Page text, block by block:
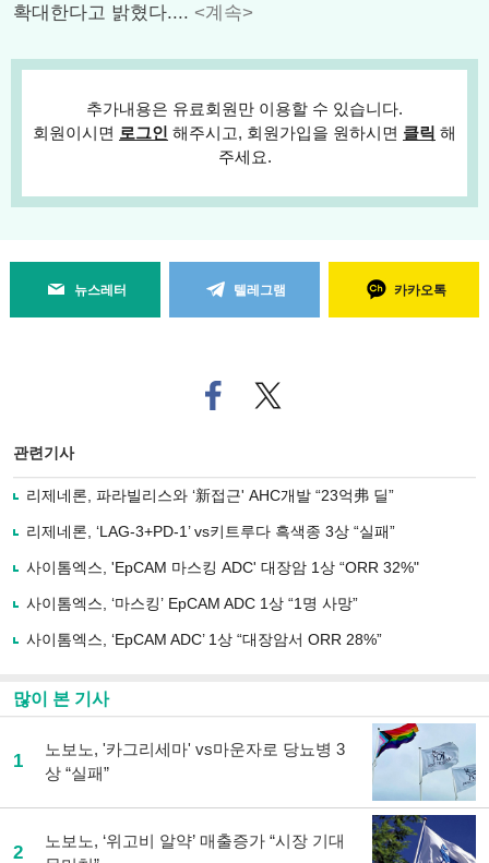
확대한다고 밝혔다.... <계속>
추가내용은 유료회원만 이용할 수 있습니다.
회원이시면 로그인 해주시고, 회원가입을 원하시면 클릭 해
주세요.
뉴스레터 텔레그램 카카오톡
페
이
로
기
사
유
기
트위
터로
관련기사
리제네론, 파라빌리스와 ‘新접근' AHC개발 “23억弗 딜”
리제네론, ‘LAG-3+PD-1’ vs키트루다 흑색종 3상 “실패”
사이톰엑스, 'EpCAM 마스킹 ADC' 대장암 1상 “ORR 32%"
사이톰엑스, ‘마스킹’ EpCAM ADC 1상 “1명 사망”
사이톰엑스, ‘EpCAM ADC’ 1상 “대장암서 ORR 28%”
많이 본 기사
1
노보노, '카그리세마' vs마운자로 당뇨병 3
상 “실패”
2
노보노, ‘위고비 알약’ 매출증가 “시장 기대